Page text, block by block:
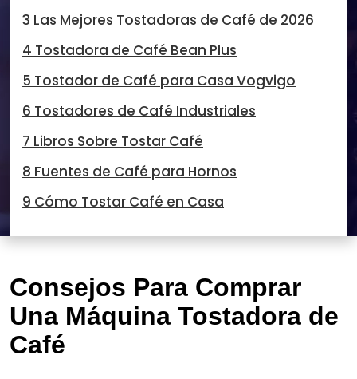
3 Las Mejores Tostadoras de Café de 2026
4 Tostadora de Café Bean Plus
5 Tostador de Café para Casa Vogvigo
6 Tostadores de Café Industriales
7 Libros Sobre Tostar Café
8 Fuentes de Café para Hornos
9 Cómo Tostar Café en Casa
Consejos Para Comprar
Una Máquina Tostadora de
Café